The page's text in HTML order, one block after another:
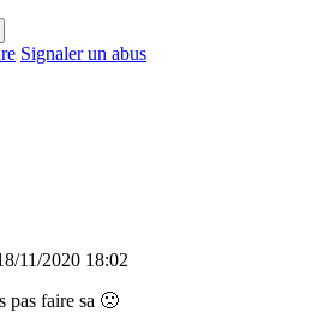
Signaler un abus
11/2020 18:02
pas faire sa 🙁